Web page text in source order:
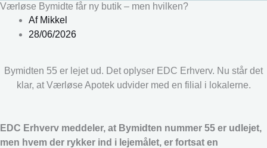
Værløse Bymidte får ny butik – men hvilken?
AfMikkel
28/06/2026
Bymidten 55 er lejet ud. Det oplyser EDC Erhverv. Nu står det
klar, at Værløse Apotek udvider med en filial i lokalerne.
EDC Erhverv meddeler, at Bymidten nummer 55 er udlejet,
men hvem der rykker ind i lejemålet, er fortsat en